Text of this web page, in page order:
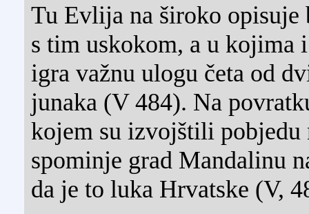
Tu Evlija na široko
s tim uskokom, a u kojima
igra važnu ulogu četa od
junaka (V 484). Na
kojem su izvojštili pobjedu
spominje grad Mandalinu
da je to luka Hrvatske (V,